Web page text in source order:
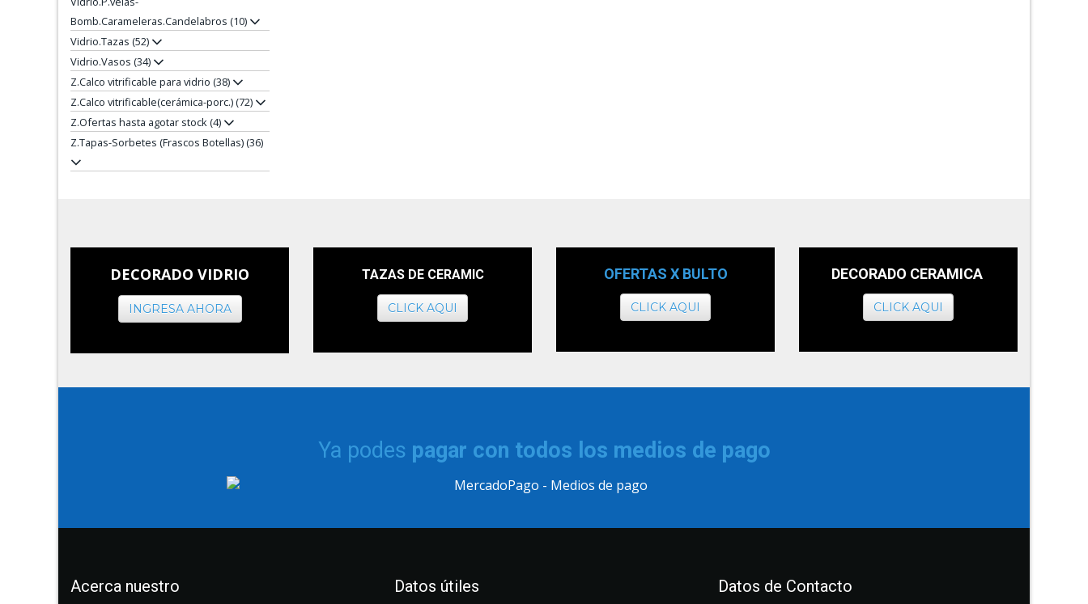
Bomb.Carameleras.Candelabros (10)
Vidrio.Tazas (52)
Vidrio.Vasos (34)
Z.Calco vitrificable para vidrio (38)
Z.Calco vitrificable(cerámica-porc.) (72)
Z.Ofertas hasta agotar stock (4)
Z.Tapas-Sorbetes (Frascos Botellas) (36)
DECORADO VIDRIO
INGRESA AHORA
TAZAS DE CERAMIC
CLICK AQUI
OFERTAS X BULTO
CLICK AQUI
DECORADO CERAMICA
CLICK AQUI
Ya podes pagar con todos los medios de pago
Acerca nuestro Datos útiles Datos de Contacto